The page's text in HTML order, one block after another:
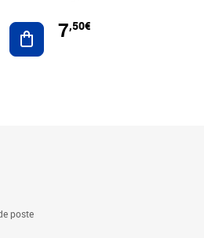
Ajouter au panier
7,50€
poste